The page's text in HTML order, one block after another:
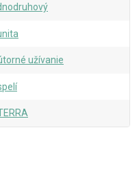
užívanie